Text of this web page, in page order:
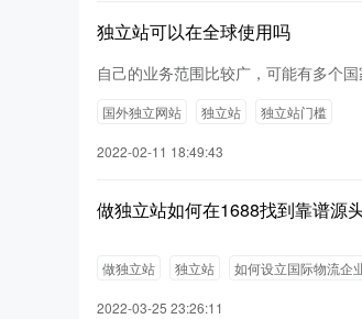
独立站可以在全球使用吗
自己的业务范围比较广，可能有多个
国外独立网站 独立站 独立站门槛
2022-02-11 18:49:43
做独立站如何在1688找到靠谱源
做独立站 独立站 如何设立国际物流企
2022-03-25 23:26:11